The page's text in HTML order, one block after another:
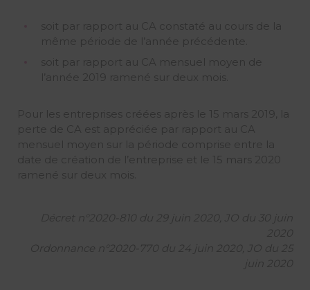
soit par rapport au CA constaté au cours de la
même période de l’année précédente.
soit par rapport au CA mensuel moyen de
l’année 2019 ramené sur deux mois.
Pour les entreprises créées après le 15 mars 2019, la
perte de CA est appréciée par rapport au CA
mensuel moyen sur la période comprise entre la
date de création de l’entreprise et le 15 mars 2020
ramené sur deux mois.
Décret n°2020-810 du 29 juin 2020, JO du 30 juin
2020
Ordonnance n°2020-770 du 24 juin 2020, JO du 25
juin 2020